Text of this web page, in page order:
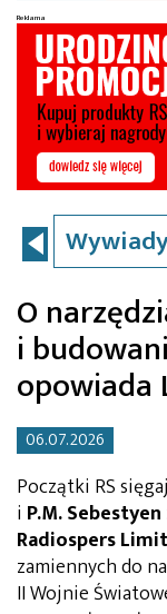
O
i
opowiada
06.07.2026
Początki RS
i P.M. Sebestyen
Radiospers
zamiennych do
II Wojnie